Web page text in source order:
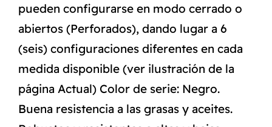
pueden configurarse en modo cerrado o
abiertos (Perforados), dando lugar a 6
(seis) configuraciones diferentes en cada
medida disponible (ver ilustración de la
página Actual) Color de serie: Negro.
Buena resistencia a las grasas y aceites.